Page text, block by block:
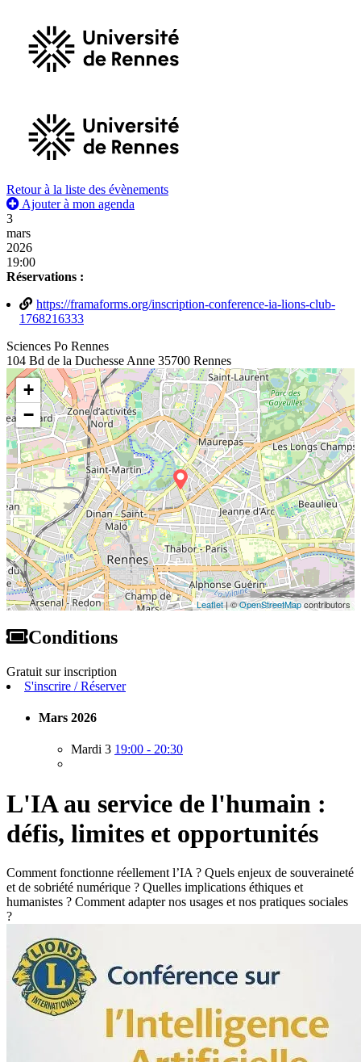
Retour à la liste des évènements
Ajouter à mon agenda
3
mars
2026
19:00
Réservations :
https://framaforms.org/inscription-conference-ia-lions-club-
1768216333
Sciences Po Rennes
104 Bd de la Duchesse Anne 35700 Rennes
+
−
Leaflet| ©OpenStreetMapcontributors
Conditions
Gratuit sur inscription
S'inscrire / Réserver
Mars 2026
Mardi 3 19:00 - 20:30
L'IA au service de l'humain :
défis, limites et opportunités
Comment fonctionne réellement l’IA ? Quels enjeux de souveraineté
et de sobriété numérique ? Quelles implications éthiques et
humanistes ? Comment adapter nos usages et nos pratiques sociales
?